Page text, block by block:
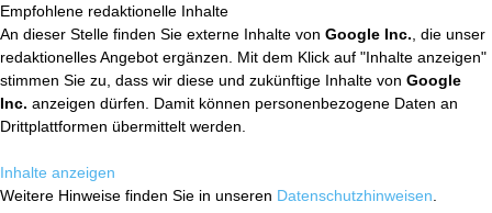
Empfohlene redaktionelle Inhalte
An dieser Stelle finden Sie externe Inhalte von Google Inc. , die unser
redaktionelles Angebot ergänzen. Mit dem Klick auf "Inhalte anzeigen"
stimmen Sie zu, dass wir diese und zukünftige Inhalte von Google
Inc. anzeigen dürfen. Damit können personenbezogene Daten an
Drittplattformen übermittelt werden.
Inhalte anzeigen
Weitere Hinweise finden Sie in unseren Datenschutzhinweisen